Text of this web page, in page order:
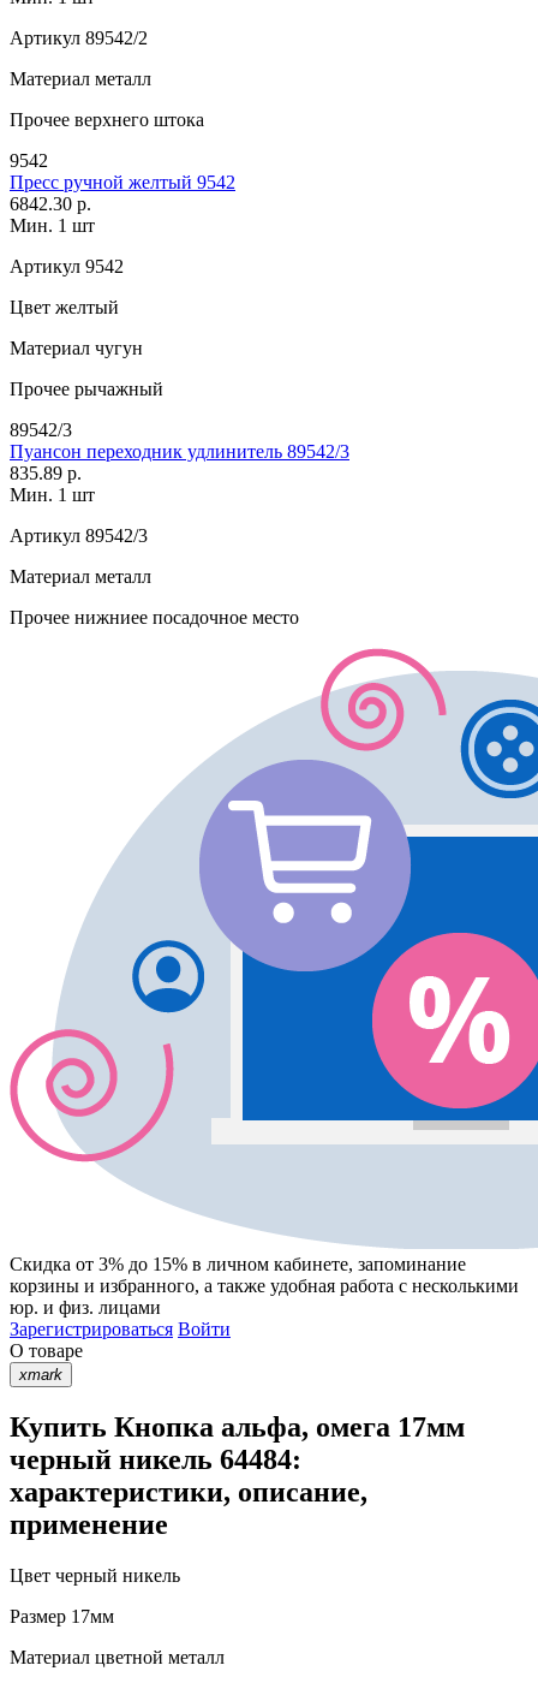
Артикул 89542/2
Материал металл
Прочее верхнего штока
9542
Пресс ручной желтый 9542
6842.30 р.
Мин. 1 шт
Артикул 9542
Цвет желтый
Материал чугун
Прочее рычажный
89542/3
Пуансон переходник удлинитель 89542/3
835.89 р.
Мин. 1 шт
Артикул 89542/3
Материал металл
Прочее нижниее посадочное место
Скидка от 3% до 15% в личном кабинете, запоминание
корзины и избранного, а также удобная работа с несколькими
юр. и физ. лицами
Зарегистрироваться Войти
О товаре
xmark
Купить Кнопка альфа, омега 17мм
черный никель 64484:
характеристики, описание,
применение
Цвет черный никель
Размер 17мм
Материал цветной металл